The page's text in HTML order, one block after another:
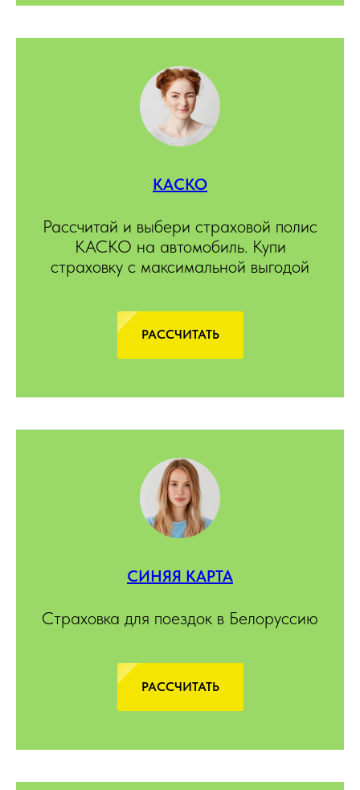
КАСКО
Рассчитай и выбери страховой полис
КАСКО на автомобиль. Купи
страховку с максимальной выгодой
РАССЧИТАТЬ
СИНЯЯ КАРТА
Страховка для поездок в Белоруссию
РАССЧИТАТЬ